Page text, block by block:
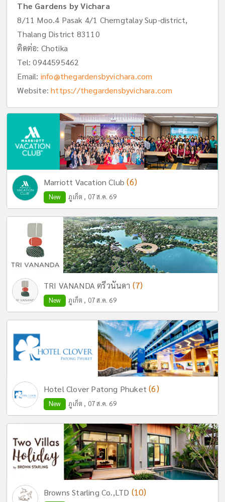
The Gardens by Vichara
8/11 Moo.4 Pasak 4/1 Cherngtalay Sup-district,
Thalang District 83110
ติดต่อ: Chotika
Tel:0944595462
Email: info@thegardensbyvichara.com
Website:https://thegardensbyvichara.com
Marriott Vacation Club(6)
New ภูเก็ต , 07 ส.ค. 69
TRI VANANDA ตรีวนันดา (7)
New ภูเก็ต , 07 ส.ค. 69
Hotel Clover Patong Phuket(6)
New ภูเก็ต , 07 ส.ค. 69
Browns Starling Co.,LTD (10)